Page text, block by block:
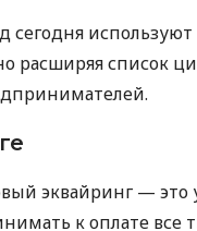
расширяя список
эквайринг — это
к оплате все